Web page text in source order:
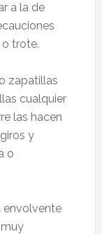
a la de
o trote.
zapatillas
cualquier
las hacen
y
o
envolvente